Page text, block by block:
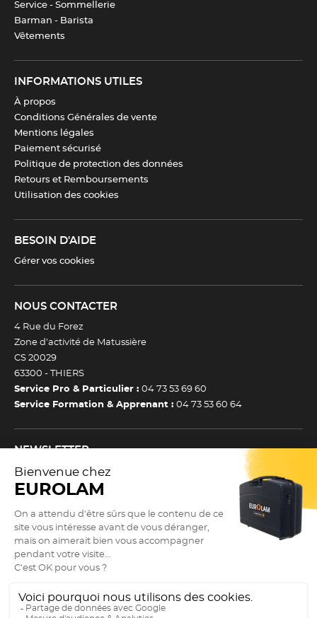
Guide des tailles
Service - Sommellerie
Barman - Barista
Vêtements
INFORMATIONS UTILES
À propos
Conditions Générales de vente
Mentions légales
Paiement sécurisé
Politique de protection des données
Retours et Remboursements
Utilisation des cookies
BESOIN D'AIDE
Gérer vos cookies
NOUS CONTACTER
4 Rue du Forez
Zone d’activité de Matussière
CS 20029
63300 -
THIERS
Service Pro & Particulier : 04 73 53 69 60
Service Formation & Apprenant : 04 73 53 60 64
NEWSLETTER
Inscrivez-vous à notre newsletter et recevez toutes nos
actualtiés et bons plans.
Je m’inscris à la newsletter
(Esc)
Newsletter
Adresse e-mail *
Actualités
Nos réseaux sociaux
9.3 /10
2891 avis